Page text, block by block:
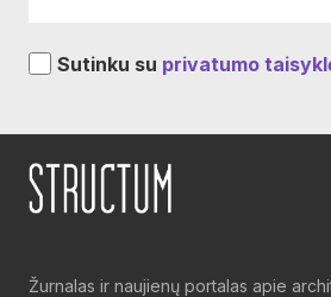
Sutinku su privatumo
Žurnalas ir naujienų portalas apie